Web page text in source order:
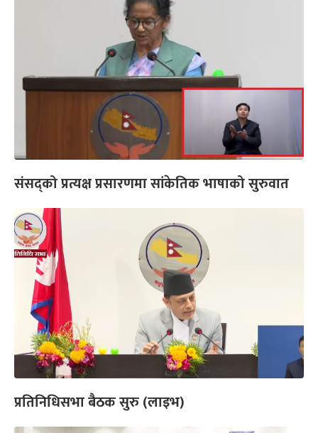
संसद्को प्रत्यक्ष प्रसारणमा सांकेतिक भाषाको सुरुवात
प्रतिनिधिसभा बैठक सुरु (लाइभ)